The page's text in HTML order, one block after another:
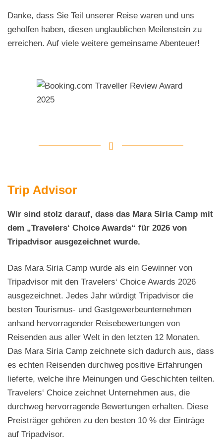
Danke, dass Sie Teil unserer Reise waren und uns
geholfen haben, diesen unglaublichen Meilenstein zu
erreichen. Auf viele weitere gemeinsame Abenteuer!
Trip Advisor
Wir sind stolz darauf, dass das Mara Siria Camp mit
dem „Travelers‘ Choice Awards“ für 2026 von
Tripadvisor ausgezeichnet wurde.
Das Mara Siria Camp wurde als ein Gewinner von
Tripadvisor mit den Travelers‘ Choice Awards 2026
ausgezeichnet. Jedes Jahr würdigt Tripadvisor die
besten Tourismus- und Gastgewerbeunternehmen
anhand hervorragender Reisebewertungen von
Reisenden aus aller Welt in den letzten 12 Monaten.
Das Mara Siria Camp zeichnete sich dadurch aus, dass
es echten Reisenden durchweg positive Erfahrungen
lieferte, welche ihre Meinungen und Geschichten teilten.
Travelers‘ Choice zeichnet Unternehmen aus, die
durchweg hervorragende Bewertungen erhalten. Diese
Preisträger gehören zu den besten 10 % der Einträge
auf Tripadvisor.